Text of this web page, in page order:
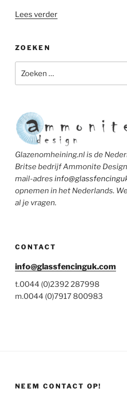
Lees verder“Een
uw
ZOEKEN
naar:
Glazenomheining.nl is de
Britse bedrijf Ammonite
mail-adres
opnemen in het Nederlands.
al je vragen.
CONTACT
info@glassfencinguk.com
t.0044 (0)2392 287998
m.0044 (0)7917 800983
NEEM CONTACT OP!